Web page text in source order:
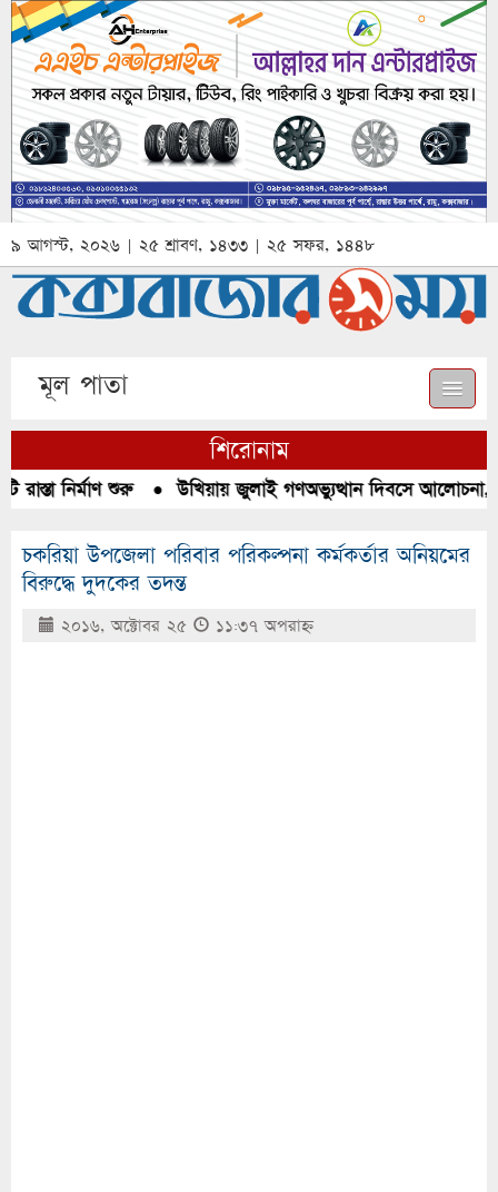
৯ আগস্ট, ২০২৬ | ২৫ শ্রাবণ, ১৪৩৩ | ২৫ সফর, ১৪৪৮
মূল পাতা
শিরোনাম
নির্মাণ শুরু● উখিয়ায় জুলাই গণঅভ্যুত্থান দিবসে আলোচনা,
চকরিয়া উপজেলা পরিবার পরিকল্পনা কর্মকর্তার অনিয়মের
বিরুদ্ধে দুদকের তদন্ত
২০১৬, অক্টোবর ২৫ ১১:৩৭ অপরাহ্ণ